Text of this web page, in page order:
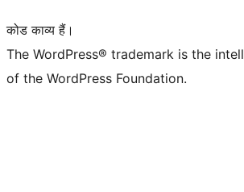
कोड काव्य हैं।
The WordPress® trademark is the
of the WordPress Foundation.